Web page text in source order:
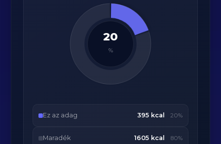
20
%
Ez az adag 395 kcal 20%
Maradék 1605 kcal 80%